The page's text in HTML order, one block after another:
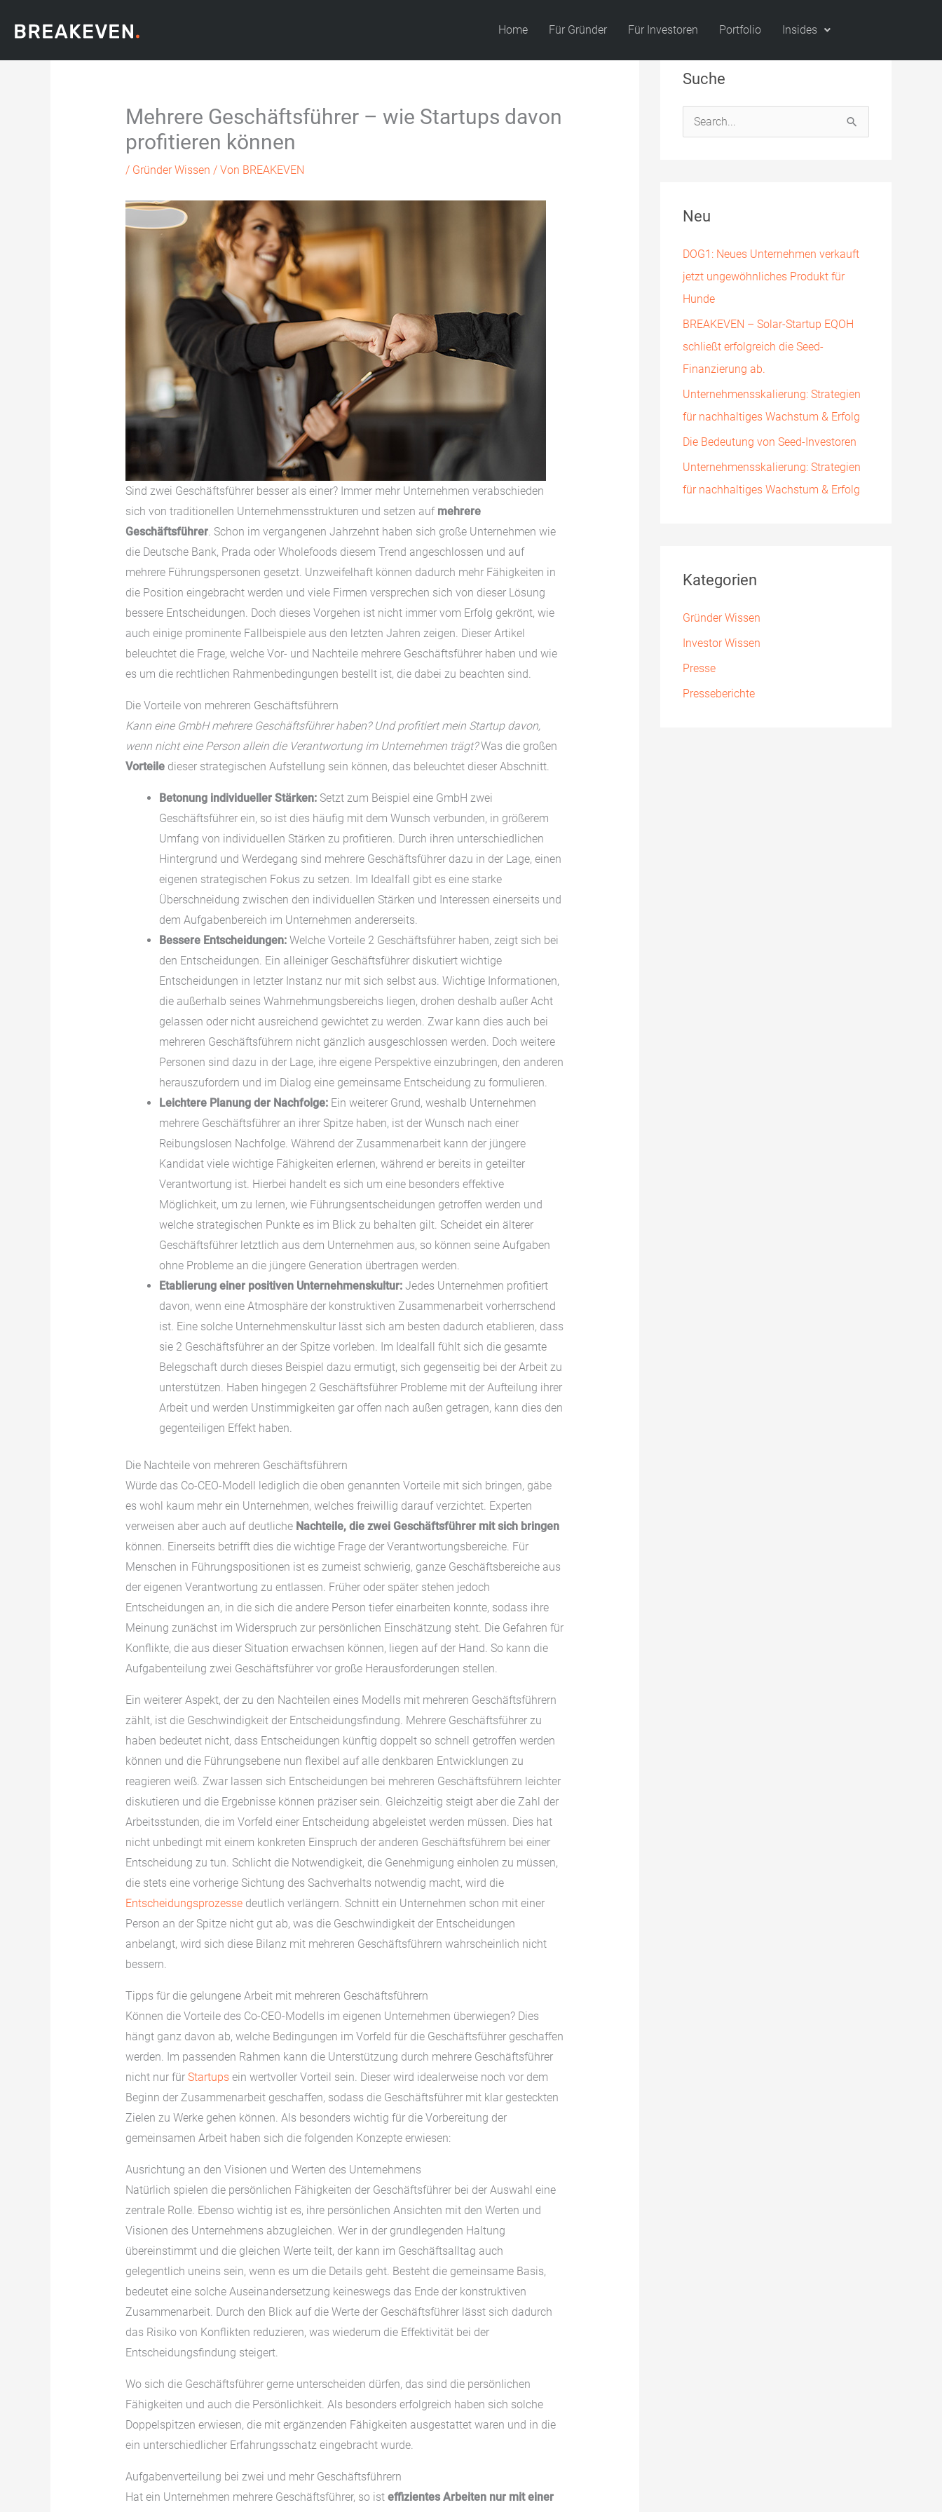
Inhalt
Home Für Gründer Für Investoren Portfolio Insides
Mehrere Geschäftsführer – wie Startups davon
profitieren können
/ Gründer Wissen / Von BREAKEVEN
Sind zwei Geschäftsführer besser als einer? Immer mehr Unternehmen verabschieden
sich von traditionellen Unternehmensstrukturen und setzen auf mehrere
Geschäftsführer. Schon im vergangenen Jahrzehnt haben sich große Unternehmen wie
die Deutsche Bank, Prada oder Wholefoods diesem Trend angeschlossen und auf
mehrere Führungspersonen gesetzt. Unzweifelhaft können dadurch mehr Fähigkeiten in
die Position eingebracht werden und viele Firmen versprechen sich von dieser Lösung
bessere Entscheidungen. Doch dieses Vorgehen ist nicht immer vom Erfolg gekrönt, wie
auch einige prominente Fallbeispiele aus den letzten Jahren zeigen. Dieser Artikel
beleuchtet die Frage, welche Vor- und Nachteile mehrere Geschäftsführer haben und wie
es um die rechtlichen Rahmenbedingungen bestellt ist, die dabei zu beachten sind.
Die Vorteile von mehreren Geschäftsführern
Kann eine GmbH mehrere Geschäftsführer haben? Und profitiert mein Startup davon,
wenn nicht eine Person allein die Verantwortung im Unternehmen trägt?Was die großen
Vorteiledieser strategischen Aufstellung sein können, das beleuchtet dieser Abschnitt.
Betonung individueller Stärken:Setzt zum Beispiel eine GmbH zwei
Geschäftsführer ein, so ist dies häufig mit dem Wunsch verbunden, in größerem
Umfang von individuellen Stärken zu profitieren. Durch ihren unterschiedlichen
Hintergrund und Werdegang sind mehrere Geschäftsführer dazu in der Lage, einen
eigenen strategischen Fokus zu setzen. Im Idealfall gibt es eine starke
Überschneidung zwischen den individuellen Stärken und Interessen einerseits und
dem Aufgabenbereich im Unternehmen andererseits.
Bessere Entscheidungen: Welche Vorteile 2 Geschäftsführer haben, zeigt sich bei
den Entscheidungen. Ein alleiniger Geschäftsführer diskutiert wichtige
Entscheidungen in letzter Instanz nur mit sich selbst aus. Wichtige Informationen,
die außerhalb seines Wahrnehmungsbereichs liegen, drohen deshalb außer Acht
gelassen oder nicht ausreichend gewichtet zu werden. Zwar kann dies auch bei
mehreren Geschäftsführern nicht gänzlich ausgeschlossen werden. Doch weitere
Personen sind dazu in der Lage, ihre eigene Perspektive einzubringen, den anderen
herauszufordern und im Dialog eine gemeinsame Entscheidung zu formulieren.
Leichtere Planung der Nachfolge:Ein weiterer Grund, weshalb Unternehmen
mehrere Geschäftsführer an ihrer Spitze haben, ist der Wunsch nach einer
Reibungslosen Nachfolge. Während der Zusammenarbeit kann der jüngere
Kandidat viele wichtige Fähigkeiten erlernen, während er bereits in geteilter
Verantwortung ist. Hierbei handelt es sich um eine besonders effektive
Möglichkeit, um zu lernen, wie Führungsentscheidungen getroffen werden und
welche strategischen Punkte es im Blick zu behalten gilt. Scheidet ein älterer
Geschäftsführer letztlich aus dem Unternehmen aus, so können seine Aufgaben
ohne Probleme an die jüngere Generation übertragen werden.
Etablierung einer positiven Unternehmenskultur:Jedes Unternehmen profitiert
davon, wenn eine Atmosphäre der konstruktiven Zusammenarbeit vorherrschend
ist. Eine solche Unternehmenskultur lässt sich am besten dadurch etablieren, dass
sie 2 Geschäftsführer an der Spitze vorleben. Im Idealfall fühlt sich die gesamte
Belegschaft durch dieses Beispiel dazu ermutigt, sich gegenseitig bei der Arbeit zu
unterstützen. Haben hingegen 2 Geschäftsführer Probleme mit der Aufteilung ihrer
Arbeit und werden Unstimmigkeiten gar offen nach außen getragen, kann dies den
gegenteiligen Effekt haben.
Die Nachteile von mehreren Geschäftsführern
Würde das Co-CEO-Modell lediglich die oben genannten Vorteile mit sich bringen, gäbe
es wohl kaum mehr ein Unternehmen, welches freiwillig darauf verzichtet. Experten
verweisen aber auch auf deutliche Nachteile, die zwei Geschäftsführer mit sich bringen
können. Einerseits betrifft dies die wichtige Frage der Verantwortungsbereiche. Für
Menschen in Führungspositionen ist es zumeist schwierig, ganze Geschäftsbereiche aus
der eigenen Verantwortung zu entlassen. Früher oder später stehen jedoch
Entscheidungen an, in die sich die andere Person tiefer einarbeiten konnte, sodass ihre
Meinung zunächst im Widerspruch zur persönlichen Einschätzung steht. Die Gefahren für
Konflikte, die aus dieser Situation erwachsen können, liegen auf der Hand. So kann die
Aufgabenteilung zwei Geschäftsführer vor große Herausforderungen stellen.
Ein weiterer Aspekt, der zu den Nachteilen eines Modells mit mehreren Geschäftsführern
zählt, ist die Geschwindigkeit der Entscheidungsfindung. Mehrere Geschäftsführer zu
haben bedeutet nicht, dass Entscheidungen künftig doppelt so schnell getroffen werden
können und die Führungsebene nun flexibel auf alle denkbaren Entwicklungen zu
reagieren weiß. Zwar lassen sich Entscheidungen bei mehreren Geschäftsführern leichter
diskutieren und die Ergebnisse können präziser sein. Gleichzeitig steigt aber die Zahl der
Arbeitsstunden, die im Vorfeld einer Entscheidung abgeleistet werden müssen. Dies hat
nicht unbedingt mit einem konkreten Einspruch der anderen Geschäftsführern bei einer
Entscheidung zu tun. Schlicht die Notwendigkeit, die Genehmigung einholen zu müssen,
die stets eine vorherige Sichtung des Sachverhalts notwendig macht, wird die
Entscheidungsprozessedeutlich verlängern. Schnitt ein Unternehmen schon mit einer
Person an der Spitze nicht gut ab, was die Geschwindigkeit der Entscheidungen
anbelangt, wird sich diese Bilanz mit mehreren Geschäftsführern wahrscheinlich nicht
bessern.
Tipps für die gelungene Arbeit mit mehreren Geschäftsführern
Können die Vorteile des Co-CEO-Modells im eigenen Unternehmen überwiegen? Dies
hängt ganz davon ab, welche Bedingungen im Vorfeld für die Geschäftsführer geschaffen
werden. Im passenden Rahmen kann die Unterstützung durch mehrere Geschäftsführer
nicht nur für Startupsein wertvoller Vorteil sein. Dieser wird idealerweise noch vor dem
Beginn der Zusammenarbeit geschaffen, sodass die Geschäftsführer mit klar gesteckten
Zielen zu Werke gehen können. Als besonders wichtig für die Vorbereitung der
gemeinsamen Arbeit haben sich die folgenden Konzepte erwiesen:
Ausrichtung an den Visionen und Werten des Unternehmens
Natürlich spielen die persönlichen Fähigkeiten der Geschäftsführer bei der Auswahl eine
zentrale Rolle. Ebenso wichtig ist es, ihre persönlichen Ansichten mit den Werten und
Visionen des Unternehmens abzugleichen. Wer in der grundlegenden Haltung
übereinstimmt und die gleichen Werte teilt, der kann im Geschäftsalltag auch
gelegentlich uneins sein, wenn es um die Details geht. Besteht die gemeinsame Basis,
bedeutet eine solche Auseinandersetzung keineswegs das Ende der konstruktiven
Zusammenarbeit. Durch den Blick auf die Werte der Geschäftsführer lässt sich dadurch
das Risiko von Konflikten reduzieren, was wiederum die Effektivität bei der
Entscheidungsfindung steigert.
Wo sich die Geschäftsführer gerne unterscheiden dürfen, das sind die persönlichen
Fähigkeiten und auch die Persönlichkeit. Als besonders erfolgreich haben sich solche
Doppelspitzen erwiesen, die mit ergänzenden Fähigkeiten ausgestattet waren und in die
ein unterschiedlicher Erfahrungsschatz eingebracht wurde.
Aufgabenverteilung bei zwei und mehr Geschäftsführern
Hat ein Unternehmen mehrere Geschäftsführer, so ist effizientes Arbeiten nur mit einer
Suche
e
n
a
c
h
:
Neu
DOG1: Neues Unternehmen verkauft
jetzt ungewöhnliches Produkt für
Hunde
BREAKEVEN – Solar-Startup EQOH
schließt erfolgreich die Seed-
Finanzierung ab.
Unternehmensskalierung: Strategien
für nachhaltiges Wachstum & Erfolg
Die Bedeutung von Seed-Investoren
Unternehmensskalierung: Strategien
für nachhaltiges Wachstum & Erfolg
Kategorien
Gründer Wissen
Investor Wissen
Presse
Presseberichte